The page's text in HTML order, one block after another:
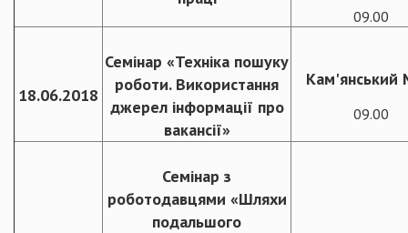
09.00
18.06.2018
Семінар «Техніка пошуку
роботи. Використання
джерел інформації про
вакансії»
Кам'янський
09.00
Семінар з
роботодавцями «Шляхи
подальшого